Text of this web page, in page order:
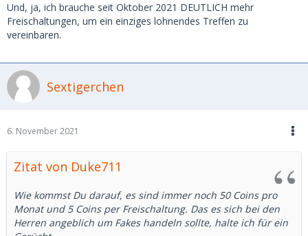
Und, ja, ich brauche seit Oktober 2021 DEUTLICH mehr
Freischaltungen, um ein einziges lohnendes Treffen zu
vereinbaren.
Sextigerchen
6. November 2021
Zitat von Duke711
Wie kommst Du darauf, es sind immer noch 50 Coins pro
Monat und 5 Coins per Freischaltung. Das es sich bei den
Herren angeblich um Fakes handeln sollte, halte ich für ein